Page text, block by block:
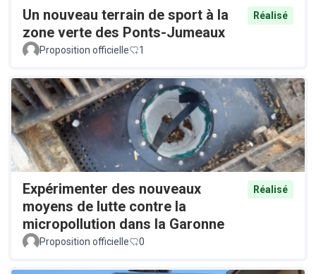
Un nouveau terrain de sport à la
zone verte des Ponts-Jumeaux
Réalisé
Proposition officielle 1
Expérimenter des nouveaux
moyens de lutte contre la
micropollution dans la Garonne
Réalisé
Proposition officielle 0